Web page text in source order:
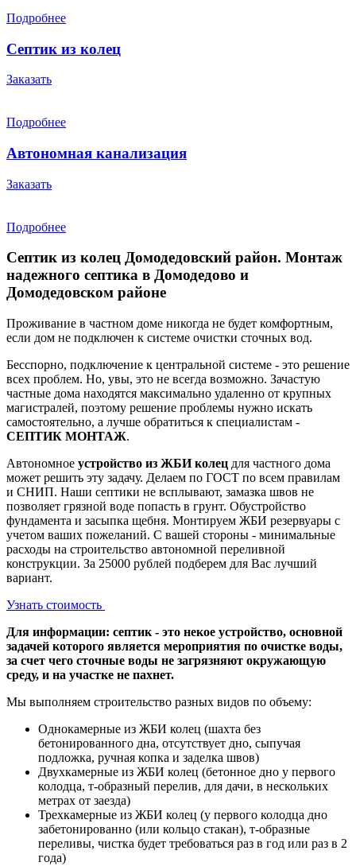
Подробнее
Септик из колец
Заказать
Подробнее
Автономная канализация
Заказать
Подробнее
Септик из колец Домодедовский район. Монтаж
надежного септика в Домодедово и
Домодедовском районе
Проживание в частном доме никогда не будет комфортным,
если дом не подключен к системе очистки сточных вод.
Бесспорно, подключение к центральной системе - это решение
всех проблем. Но, увы, это не всегда возможно. Зачастую
частные дома находятся максимально удаленно от крупных
магистралей, поэтому решение проблемы нужно искать
самостоятельно, а лучше обратиться к специалистам -
СЕПТИК МОНТАЖ.
Автономное устройство из ЖБИ колец для частного дома
может решить эту задачу. Делаем по ГОСТ по всем правилам
и СНИП. Наши септики не всплывают, замазка швов не
позволяет грязной воде попасть в грунт. Обустройство
фундамента и засыпка щебня. Монтируем ЖБИ резервуары с
учетом ваших пожеланий. С вашей стороны - минимальные
расходы на строительство автономной переливной
конструкции. За 25000 рублей подберем для Вас лучший
вариант.
Узнать стоимость
Для информации: септик - это некое устройство, основной
задачей которого является мероприятия по очистке воды,
за счет чего сточные воды не загрязняют окружающую
среду, и на участке не пахнет.
Мы выполняем строительство разных видов по объему:
Однокамерные из ЖБИ колец (шахта без
бетонированного дна, отсутствует дно, сыпучая
подложка, ручная копка и заделка швов)
Двухкамерные из ЖБИ колец (бетонное дно у первого
колодца, т-образный перелив, для дачи, в нескольких
метрах от заезда)
Трехкамерные из ЖБИ колец (у первого колодца дно
забетонированно (или кольцо стакан), т-образные
переливы, чистка будет требоваться раз в год или раз в 2
года)